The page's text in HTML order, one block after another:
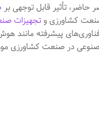
حاضر، تأثیر قابل توجهی بر
کشاورزی و تجهیزات
پیشرفته مانند
در صنعت کشاورزی